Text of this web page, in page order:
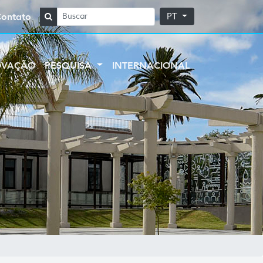
PT
PESQUISA INTERNACIONAL